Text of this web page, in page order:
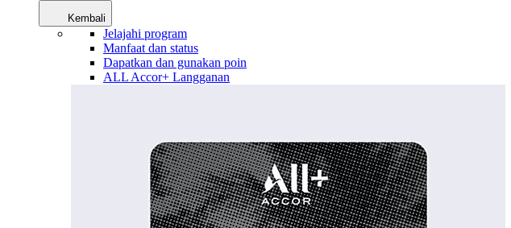
Kembali
Jelajahi program
Manfaat dan status
Dapatkan dan gunakan poin
ALL Accor+ Langganan